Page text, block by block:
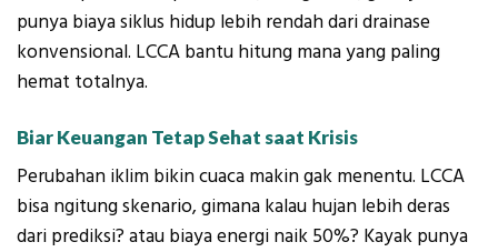
punya biaya siklus hidup lebih rendah dari drainase
konvensional. LCCA bantu hitung mana yang paling
hemat totalnya.
Biar Keuangan Tetap Sehat saat Krisis
Perubahan iklim bikin cuaca makin gak menentu. LCCA
bisa ngitung skenario, gimana kalau hujan lebih deras
dari prediksi? atau biaya energi naik 50%? Kayak punya